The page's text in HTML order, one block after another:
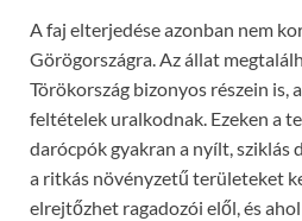
A faj elterjedése azonban nem
Görögországra. Az állat
Törökország bizonyos részein is,
feltételek uralkodnak. Ezeken a
darócpók gyakran a nyílt, sziklás
a ritkás növényzetű területeket
elrejtőzhet ragadozói elől, és